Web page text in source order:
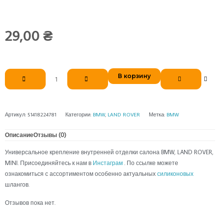
29,00 ₴
Количество
товара
Универсальное
внутренней
салона
В корзину
Артикул: 51418224781 Категории: BMW, LAND ROVER Метка: BMW
ОписаниеОтзывы (0)
Универсальное крепление внутренней отделки салона BMW, LAND ROVER,
MINI. Присоединяйтесь к нам в Инстаграм . По ссылке можете
ознакомиться с ассортиментом особенно актуальных силиконовых
шлангов.
Отзывов пока нет.